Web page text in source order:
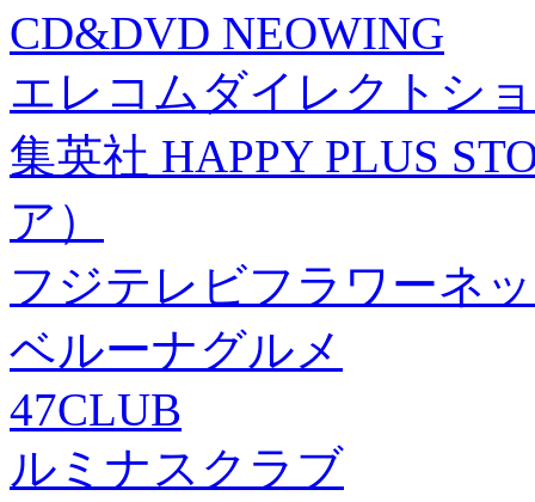
CD&DVD NEOWING
エレコムダイレクトシ
集英社 HAPPY PLUS
ア）
フジテレビフラワーネ
ベルーナグルメ
47CLUB
ルミナスクラブ